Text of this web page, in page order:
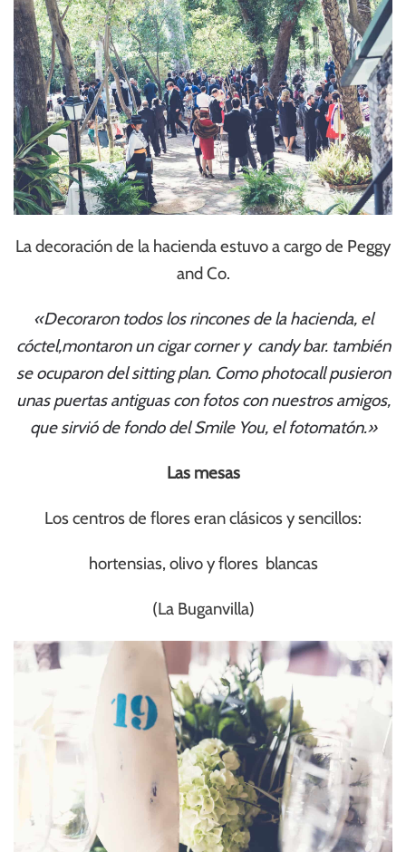
La decoración de la hacienda estuvo a cargo de Peggy
and Co.
«Decoraron todos los rincones de la hacienda, el
cóctel,montaron un cigar corner y candy bar. también
se ocuparon del sitting plan. Como photocall pusieron
unas puertas antiguas con fotos con nuestros amigos,
que sirvió de fondo del Smile You, el fotomatón.»
Las mesas
Los centros de flores eran clásicos y sencillos:
hortensias, olivo y flores blancas
(La Buganvilla)